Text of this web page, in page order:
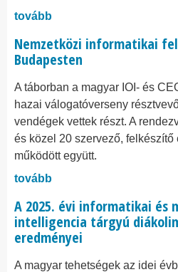
tovább
Nemzetközi informatikai
Budapesten
A táborban a magyar IOI- és
hazai válogatóverseny
vendégek vettek részt. A
és közel 20 szervező, felkészítő
működött együtt.
tovább
A 2025. évi informatikai és
intelligencia tárgyú
eredményei
A magyar tehetségek az idei